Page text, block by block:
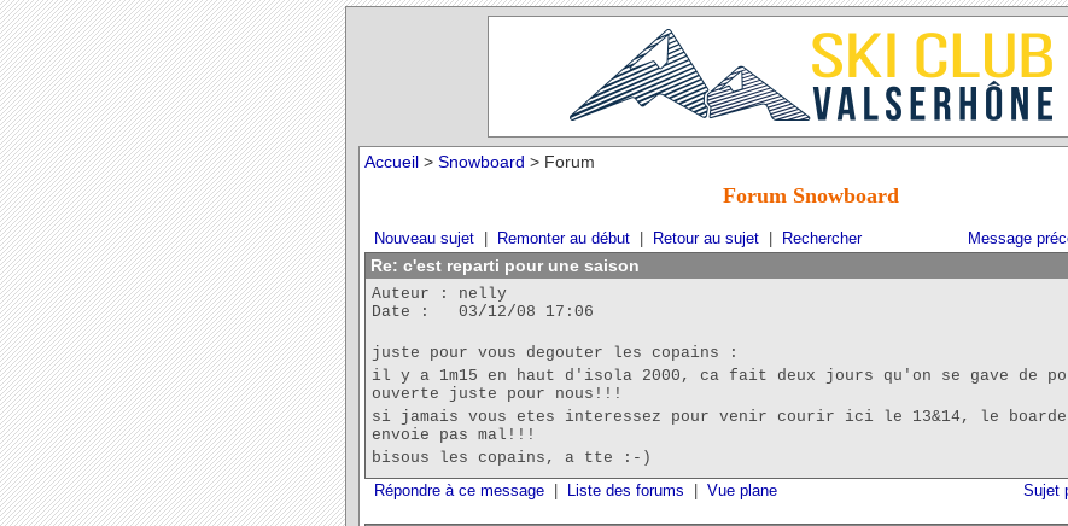
Accueil > Snowboard > Forum
Forum Snowboard
Nouveau sujet Remonter au début Retour au sujet Rechercher Message
Re: c'est reparti pour une saison
Auteur : nelly
Date : 03/12/08 17:06
juste pour vous degouter les copains :
il y a 1m15 en haut d'isola 2000, ca fait deux jours qu'on se gave de
ouverte juste pour nous!!!
si jamais vous etes interessez pour venir courir ici le 13&14, le
envoie pas mal!!!
bisous les copains, a tte :-)
Répondre à ce message
Liste des forums Vue plane Sujet